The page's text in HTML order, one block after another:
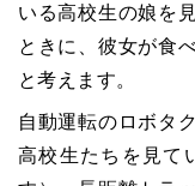
いる高校生の娘を
ときに、彼女が食
と考えます。
自動運転のロボタ
高校生たちを見て